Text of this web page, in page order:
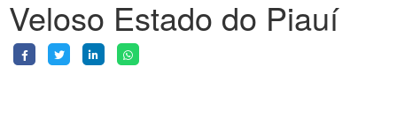
Veloso Estado do Piauí